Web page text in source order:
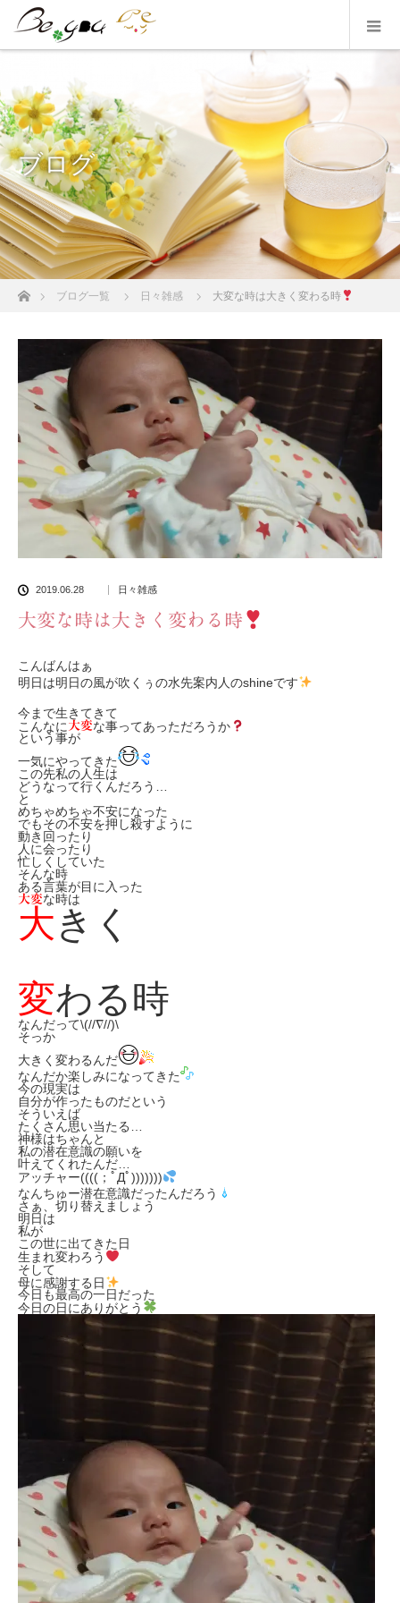
ブログ
ホームブログ一覧 日々雑感 大変な時は大きく変わる時
2019.06.28 日々雑感
大変な時は大きく変わる時
こんばんはぁ
明日は明日の風が吹くぅの水先案内人のshineです
今まで生きてきて
こんなに 大変な事ってあっただろうか
という事が
一気にやってきた
この先私の人生は
どうなって行くんだろう…
と
めちゃめちゃ不安になった
でもその不安を押し殺すように
動き回ったり
人に会ったり
忙しくしていた
そんな時
ある言葉が目に入った
大変な時は
大きく
変わる時
なんだって\(//∇//)\
そっか
大きく変わるんだ
なんだか楽しみになってきた
今の現実は
自分が作ったものだという
そういえば
たくさん思い当たる…
神様はちゃんと
私の潜在意識の願いを
叶えてくれたんだ…
アッチャー((((；ﾟДﾟ)))))))
なんちゅー潜在意識だったんだろう
さぁ、切り替えましょう
明日は
私が
この世に出てきた日
生まれ変わろう
そして
母に感謝する日
今日も最高の一日だった
今日の日にありがとう